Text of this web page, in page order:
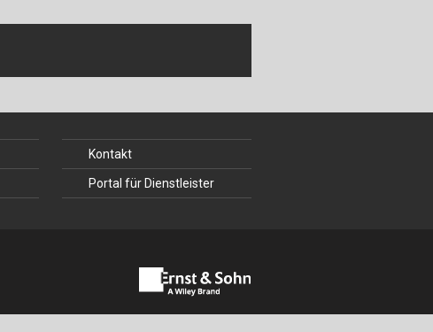
Kontakt
Portal für Dienstleister